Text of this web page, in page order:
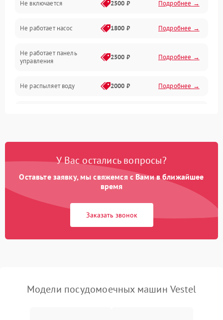
Нагрев
Вода
Гигиена
Программное обеспечение
Не включается 2500 ₽ Подробнее →
Не работает насос 1800 ₽ Подробнее →
Не работает панель
управления
2500 ₽ Подробнее →
Не распыляет воду 2000 ₽ Подробнее →
Проблемы с набором
Не работает сушилка 2100 ₽ Подробнее →
Сбои в работе таймера 1700 ₽
У Вас остались вопросы?
Оставьте заявку, мы свяжемся с Вами в ближайшее
время
Заказать звонок
Модели посудомоечных машин Vestel